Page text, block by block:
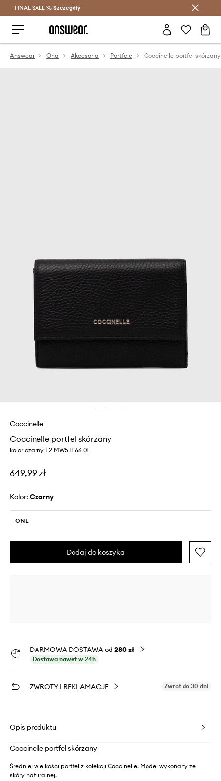
Oszczędzaj z Answear Club >
FINAL SALE % Szczegóły
Answear Ona Akcesoria Portfele Coccinelle portfel skórzany
Coccinelle
Coccinelle portfel skórzany
kolor czarny E2 MW5 11 66 01
649,99 zł
Kolor: czarny
ONE
Dodaj do koszyka
DARMOWA DOSTAWA od 280 zł
Dostawa nawet w 24h
ZWROTY I REKLAMACJE Zwrot do 30 dni
Opis produktu
Coccinelle portfel skórzany
Średniej wielkości portfel z kolekcji Coccinelle. Model wykonany ze
skóry naturalnej.